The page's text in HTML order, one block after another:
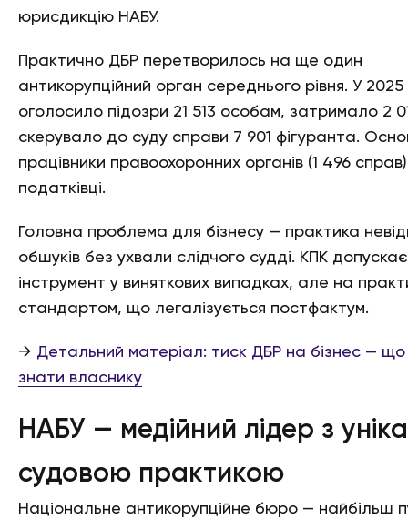
юрисдикцію НАБУ.
Практично ДБР перетворилось на ще один
антикорупційний орган середнього рівня. У
оголосило підозри 21 513 особам, затримало 2
скерувало до суду справи 7 901 фігуранта.
працівники правоохоронних органів (1 496
податківці.
Головна проблема для бізнесу — практика
обшуків без ухвали слідчого судді. КПК
інструмент у виняткових випадках, але на
стандартом, що легалізується постфактум.
→ Детальний матеріал: тиск ДБР на бізнес —
знати власнику
НАБУ — медійний лідер з
судовою практикою
Національне антикорупційне бюро — найбільш